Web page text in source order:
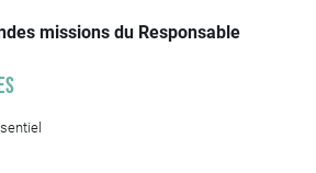
missions du Responsable